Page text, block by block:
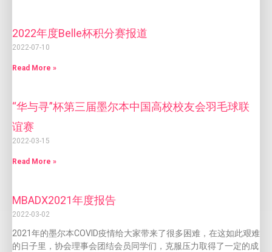
2022年度Belle杯积分赛报道
2022-07-10
Read More »
“华与寻”杯第三届墨尔本中国高校校友会羽毛球联
谊赛
2022-03-15
Read More »
MBADX2021年度报告
2022-03-02
2021年的墨尔本COVID疫情给大家带来了很多困难，在这如此艰难
的日子里，协会理事会团结会员同学们，克服压力取得了一定的成